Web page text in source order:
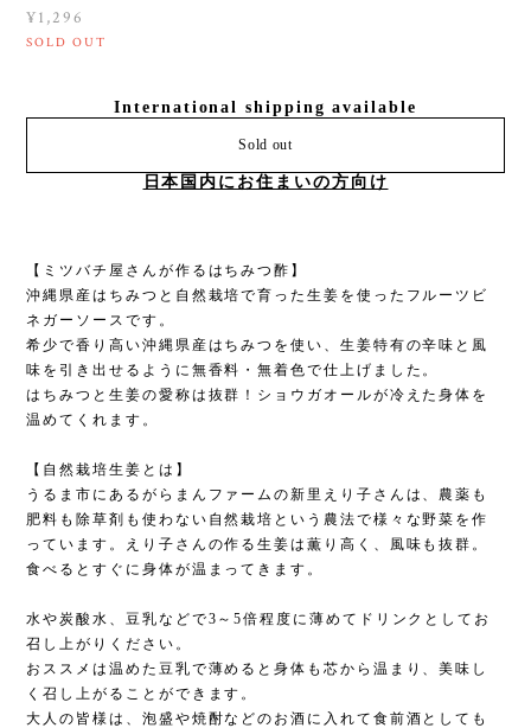
¥1,296
SOLD OUT
International shipping available
Sold out
日本国内にお住まいの方向け
【ミツバチ屋さんが作るはちみつ酢】
沖縄県産はちみつと自然栽培で育った生姜を使ったフルーツビ
ネガーソースです。
希少で香り高い沖縄県産はちみつを使い、生姜特有の辛味と風
味を引き出せるように無香料・無着色で仕上げました。
はちみつと生姜の愛称は抜群！ショウガオールが冷えた身体を
温めてくれます。
【自然栽培生姜とは】
うるま市にあるがらまんファームの新里えり子さんは、農薬も
肥料も除草剤も使わない自然栽培という農法で様々な野菜を作
っています。えり子さんの作る生姜は薫り高く、風味も抜群。
食べるとすぐに身体が温まってきます。
水や炭酸水、豆乳などで3～5倍程度に薄めてドリンクとしてお
召し上がりください。
おススメは温めた豆乳で薄めると身体も芯から温まり、美味し
く召し上がることができます。
大人の皆様は、泡盛や焼酎などのお酒に入れて食前酒としても